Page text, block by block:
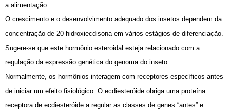
a alimentação.
O crescimento e o desenvolvimento adequado dos insetos dependem da
concentração de 20-hidroxiecdisona em vários estágios de diferenciação.
Sugere-se que este hormônio esteroidal esteja relacionado com a
regulação da expressão genética do genoma do inseto.
Normalmente, os hormônios interagem com receptores específicos antes
de iniciar um efeito fisiológico. O ecdiesteróide obriga uma proteína
receptora de ecdiesteróide a regular as classes de genes “antes” e